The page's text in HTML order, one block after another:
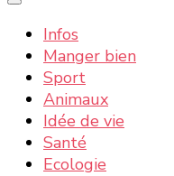
Infos
Manger bien
Sport
Animaux
Idée de vie
Santé
Ecologie